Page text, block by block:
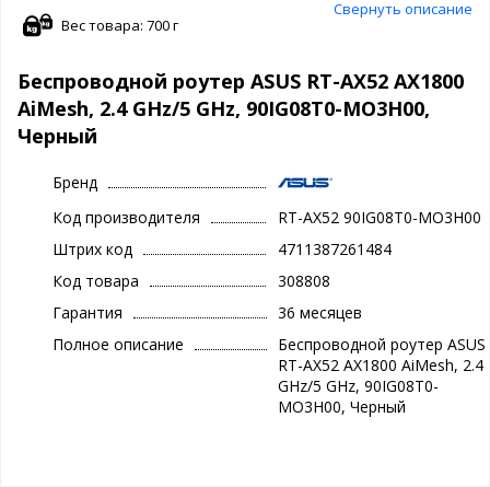
Свернуть описание
Вес товара: 700 г
Беспроводной роутер ASUS RT-AX52 AX1800
AiMesh, 2.4 GHz/5 GHz, 90IG08T0-MO3H00,
Черный
Бренд
Код производителя
RT-AX52 90IG08T0-MO3H00
Штрих код
4711387261484
Код товара
308808
Гарантия
36 месяцев
Полное описание
Беспроводной роутер ASUS
RT-AX52 AX1800 AiMesh, 2.4
GHz/5 GHz, 90IG08T0-
MO3H00, Черный